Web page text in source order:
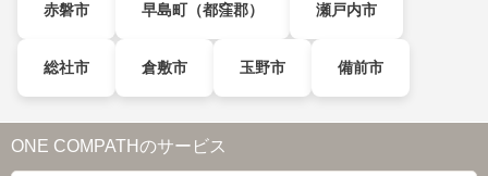
赤磐市 早島町（都窪郡） 瀬戸内市
総社市 倉敷市 玉野市 備前市
ONE COMPATHのサービス